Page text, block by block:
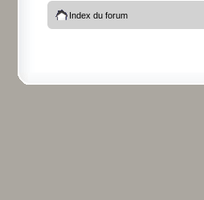
Index du forum